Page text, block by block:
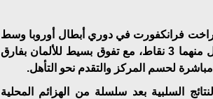
فرانكفورت في دوري أبطال أوروبا وسط
ظروف متشابهة للفريقين، إذ يمتلك كل منهما 3 نقاط، مع تفوق بسيط للألمان بفارق
مباشرة لحسم المركز والتقدم نحو التأهل.
السلبية بعد سلسلة من الهزائم المحلية